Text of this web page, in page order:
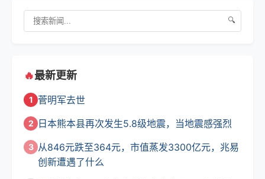
🔍
🔥最新更新
1 菅明军去世
2 日本熊本县再次发生5.8级地震，当地震感强烈
3 从846元跌至364元，市值蒸发3300亿元，兆易
创新遭遇了什么